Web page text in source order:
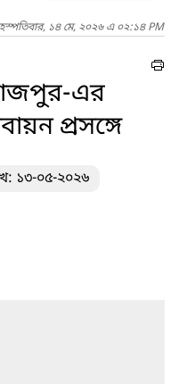
১৪ মে, ২০২৬ এ ০২:১৪ PM
এর
প্রসঙ্গে
১৩-০৫-২০২৬